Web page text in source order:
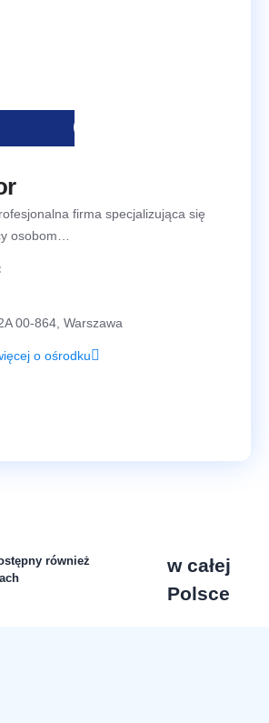
firma specjalizująca się
osobom…
00-864, Warszawa
o ośrodku
również
w całej
Polsce